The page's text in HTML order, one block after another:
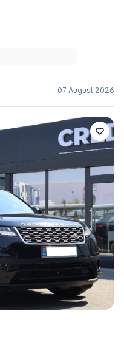
07 August 2026